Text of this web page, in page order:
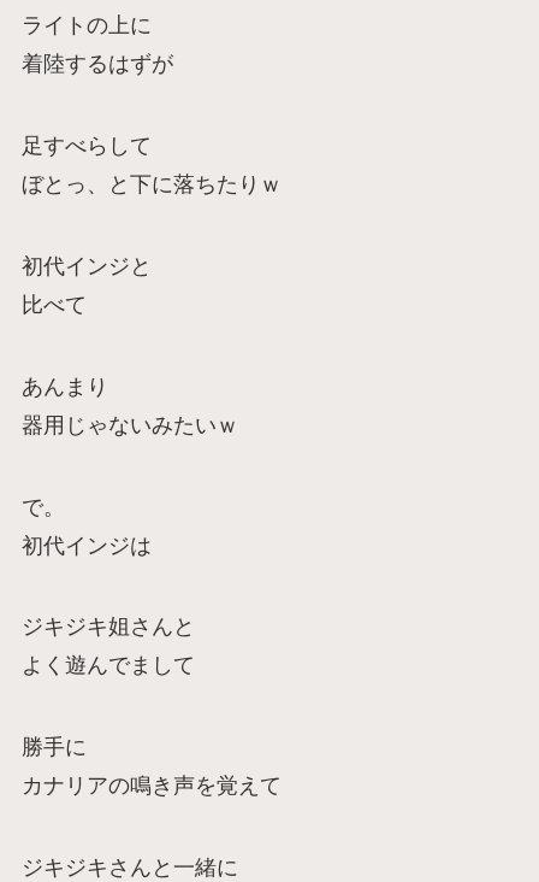
ライトの上に
着陸するはずが
足すべらして
ぼとっ、と下に落ちたりｗ
初代インジと
比べて
あんまり
器用じゃないみたいｗ
で。
初代インジは
ジキジキ姐さんと
よく遊んでまして
勝手に
カナリアの鳴き声を覚えて
ジキジキさんと一緒に